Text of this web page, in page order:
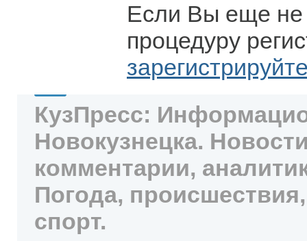
Если Вы еще не
процедуру
КузПресс:
Новокузнецка.
комментарии,
Погода,
спорт.